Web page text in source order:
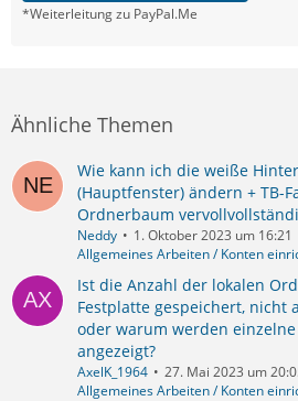
*Weiterleitung zu PayPal.Me
Ähnliche Themen
Wie kann ich die weiße
(Hauptfenster) ändern + TB-
Ordnerbaum
Neddy
1. Oktober 2023 um 16:21
Allgemeines Arbeiten / Konten
Ist die Anzahl der lokalen
Festplatte gespeichert, nicht
oder warum werden
angezeigt?
AxelK_1964
27. Mai 2023 um
Allgemeines Arbeiten / Konten